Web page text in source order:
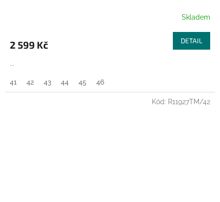
R
M
A
Skladem
2 599 Kč DETAIL
...
41 42 43 44 45 46
Kód: R11927TM/42